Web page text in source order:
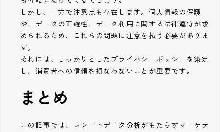
しかし、一方で注意点も存在します。個人情報の保護
や、データの正確性、データ利用に関する法律遵守が求
められるため、これらの問題に注意を払う必要がありま
す。
それには、しっかりとしたプライバシーポリシーを策定
し、消費者への信頼を損なわないことが重要です。
まとめ
この記事では、レシートデータ分析がもたらすマーケテ